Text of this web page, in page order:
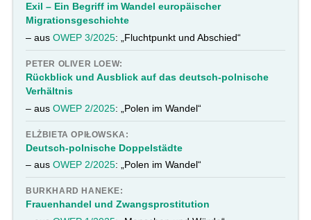
Exil – Ein Begriff im Wandel europäischer
Migrationsgeschichte
– ausOWEP 3/2025: „Fluchtpunkt und Abschied“
PETER OLIVER LOEW:
Rückblick und Ausblick auf das deutsch-polnische
Verhältnis
– ausOWEP 2/2025: „Polen im Wandel“
ELŻBIETA OPIŁOWSKA:
Deutsch-polnische Doppelstädte
– ausOWEP 2/2025: „Polen im Wandel“
BURKHARD HANEKE:
Frauenhandel und Zwangsprostitution